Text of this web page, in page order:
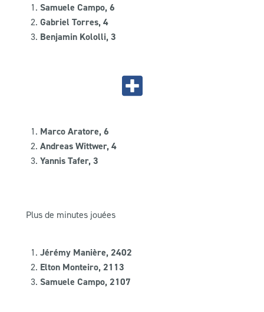
Samuele Campo, 6
Gabriel Torres, 4
Benjamin Kololli, 3
Marco Aratore, 6
Andreas Wittwer, 4
Yannis Tafer, 3
Plus de minutes jouées
Jérémy Manière, 2402
Elton Monteiro, 2113
Samuele Campo, 2107